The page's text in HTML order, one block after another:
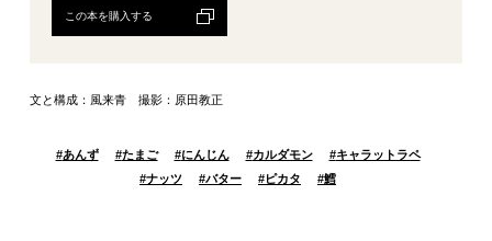
この本を購入する
文と構成：風来青 撮影：原田教正
#あんず #たまご #にんじん #カルダモン #キャラットラペ
#ナッツ #バター #ピカタ #鱈